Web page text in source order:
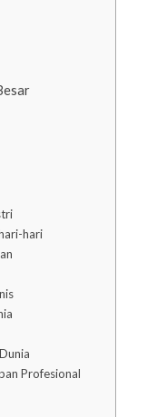
hari
Profesional